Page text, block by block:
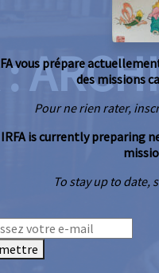
vous prépare
des missions
Pour ne rien rater,
is currently preparing
To stay up to date,